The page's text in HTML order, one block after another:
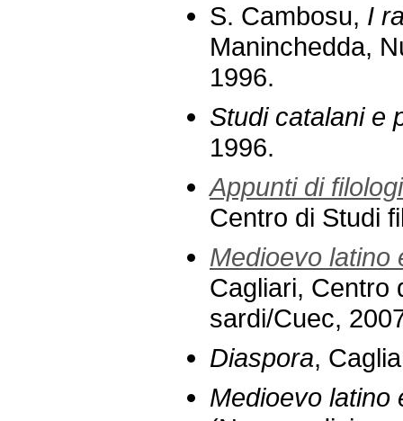
S. Cambosu, I
Maninchedda,
1996.
Studi catalani e
1996.
Appunti di
Centro di Studi
Medioevo latino
Cagliari, Centro
sardi/Cuec,
Diaspora,
Medioevo latino